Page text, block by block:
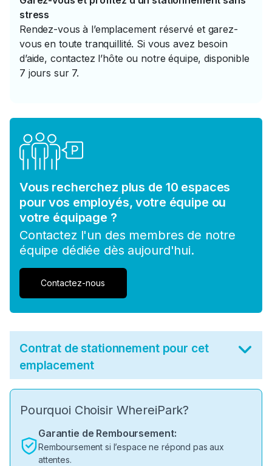
stress
Rendez-vous à l’emplacement réservé et garez-
vous en toute tranquillité. Si vous avez besoin
d’aide, contactez l’hôte ou notre équipe, disponible
7 jours sur 7.
Vous recherchez plus de 10 espaces
pour vos employés, votre équipe ou
votre équipage ?
Contactez l'un des membres de notre
équipe dédiée dès aujourd'hui.
Contactez-nous
Contrat de stationnement pour cet
emplacement
Pourquoi Choisir WhereiPark?
Garantie de Remboursement:
Remboursement si l’espace ne répond pas aux
attentes.